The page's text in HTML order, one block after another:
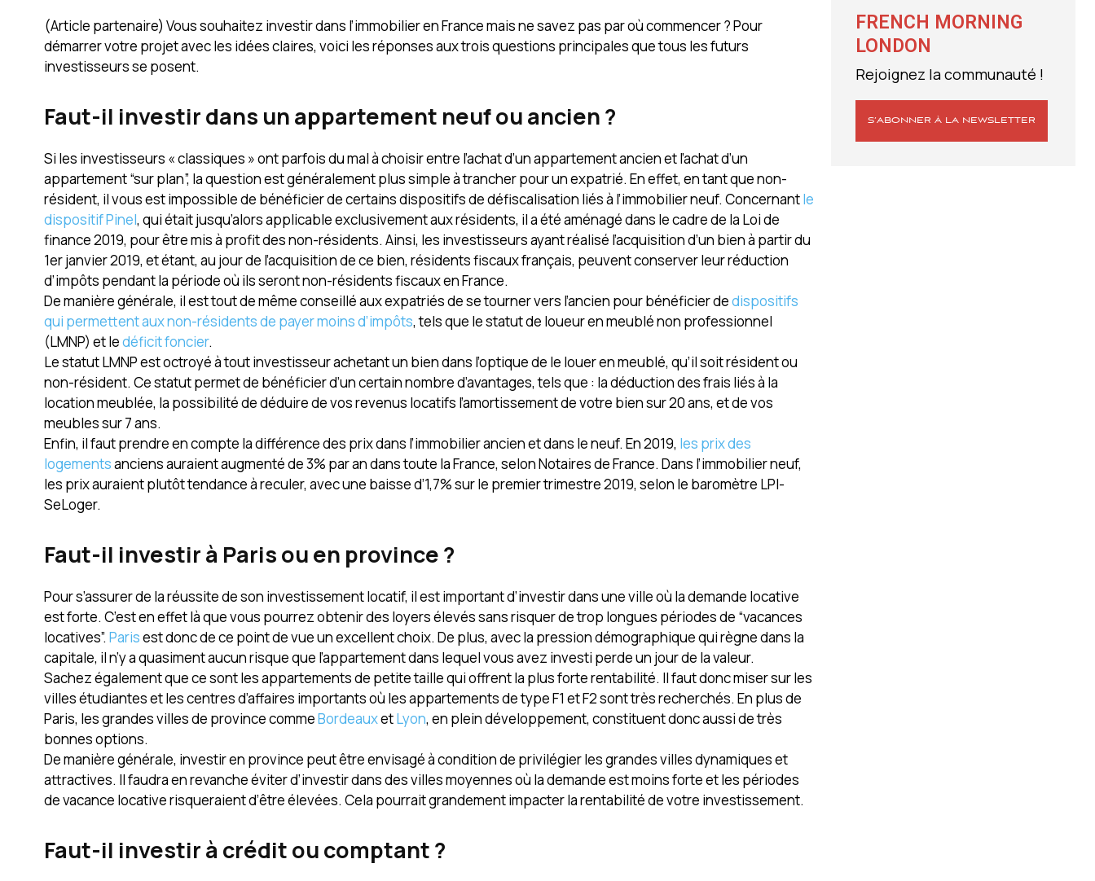
(Article partenaire) Vous souhaitez investir dans l’immobilier en France mais ne savez pas par où commencer ? Pour
démarrer votre projet avec les idées claires, voici les réponses aux trois questions principales que tous les futurs
investisseurs se posent.
Faut-il investir dans un appartement neuf ou ancien ?
Si les investisseurs « classiques » ont parfois du mal à choisir entre l’achat d’un appartement ancien et l’achat d’un
appartement “sur plan”, la question est généralement plus simple à trancher pour un expatrié. En effet, en tant que non-
résident, il vous est impossible de bénéficier de certains dispositifs de défiscalisation liés à l’immobilier neuf. Concernantle
dispositif Pinel, qui était jusqu’alors applicable exclusivement aux résidents, il a été aménagé dans le cadre de la Loi de
finance 2019, pour être mis à profit des non-résidents. Ainsi, les investisseurs ayant réalisé l’acquisition d’un bien à partir du
1er janvier 2019, et étant, au jour de l’acquisition de ce bien, résidents fiscaux français, peuvent conserver leur réduction
d’impôts pendant la période où ils seront non-résidents fiscaux en France.
De manière générale, il est tout de même conseillé aux expatriés de se tourner vers l’ancien pour bénéficier dedispositifs
qui permettent aux non-résidents de payer moins d’impôts, tels que lestatut de loueur en meublé non professionnel
(LMNP) et ledéficit foncier.
Le statut LMNP est octroyé à tout investisseur achetant un bien dans l’optique de le louer en meublé, qu’il soit résident ou
non-résident. Ce statut permet de bénéficier d’un certain nombre d’avantages, tels que : la déduction des frais liés à la
location meublée, la possibilité de déduire de vos revenus locatifs l’amortissement de votre bien sur 20 ans, et de vos
meubles sur 7 ans.
Enfin, il faut prendre en compte la différence des prix dans l’immobilier ancien et dans le neuf. En 2019, les prix des
logementsanciens auraient augmenté de 3% par an dans toute la France, selon Notaires de France. Dans l’immobilier neuf,
les prix auraient plutôt tendance à reculer, avec une baisse d’1,7% sur le premier trimestre 2019, selon le baromètre LPI-
SeLoger.
Faut-il investir à Paris ou en province ?
Pour s’assurer de la réussite de son investissement locatif, il est important d’investir dans une ville où la demande locative
est forte. C’est en effet là que vous pourrez obtenir des loyers élevés sans risquer de trop longues périodes de “vacances
locatives”. Parisest donc de ce point de vue un excellent choix. De plus, avec la pression démographique qui règne dans la
capitale, il n’y a quasiment aucun risque que l’appartement dans lequel vous avez investi perde un jour de la valeur.
Sachez également que ce sont les appartements de petite taille qui offrent la plus forte rentabilité. Il faut donc miser sur les
villes étudiantes et les centres d’affaires importants où les appartements de type F1 et F2 sont très recherchés. En plus de
Paris, les grandes villes de province commeBordeauxetLyon, en plein développement, constituent donc aussi de très
bonnes options.
De manière générale, investir en province peut être envisagé à condition de privilégier les grandes villes dynamiques et
attractives. Il faudra en revanche éviter d’investir dans des villes moyennes où la demande est moins forte et les périodes
de vacance locative risqueraient d’être élevées. Cela pourrait grandement impacter la rentabilité de votre investissement.
Faut-il investir à crédit ou comptant ?
FRENCH MORNING
LONDON
Rejoignez la communauté !
S’ABONNER À LA NEWSLETTER